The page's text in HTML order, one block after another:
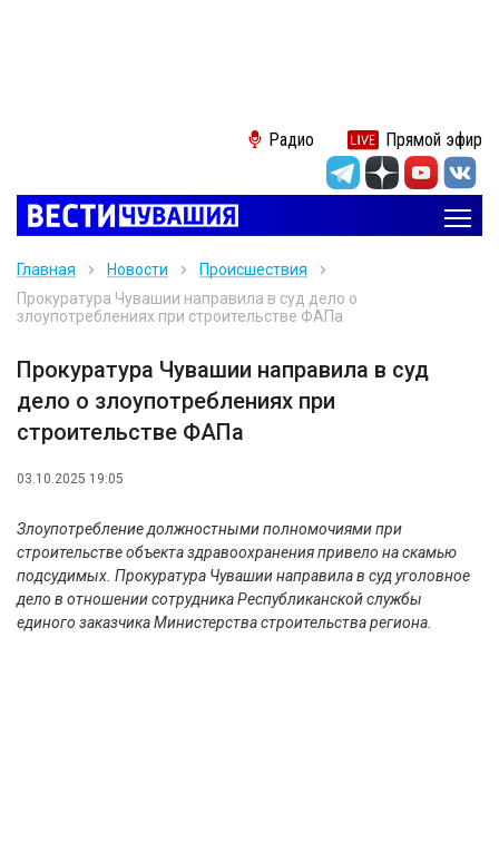
Радио Прямой эфир
Главная Новости
Происшествия
Прокуратура Чувашии направила в суд дело о
злоупотреблениях при строительстве ФАПа
Прокуратура Чувашии направила в суд
дело о злоупотреблениях при
строительстве ФАПа
03.10.2025 19:05
Злоупотребление должностными полномочиями при
строительстве объекта здравоохранения привело на скамью
подсудимых. Прокуратура Чувашии направила в суд уголовное
дело в отношении сотрудника Республиканской службы
единого заказчика Министерства строительства региона.